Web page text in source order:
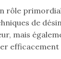
rôle
de
mais